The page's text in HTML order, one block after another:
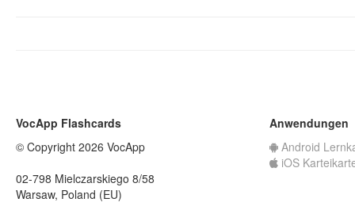
VocApp Flashcards
© Copyright 2026 VocApp
02-798 Mielczarskiego 8/58
Warsaw, Poland (EU)
Anwendungen
Android
iOS